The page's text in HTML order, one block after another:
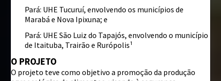
Pará: UHE Tucuruí, envolvendo os municípios de
Marabá e Nova Ipixuna; e
Pará: UHE São Luiz do Tapajós, envolvendo o município
de Itaituba, Trairão e Rurópolis¹
O PROJETO
O projeto teve como objetivo a promoção da produção